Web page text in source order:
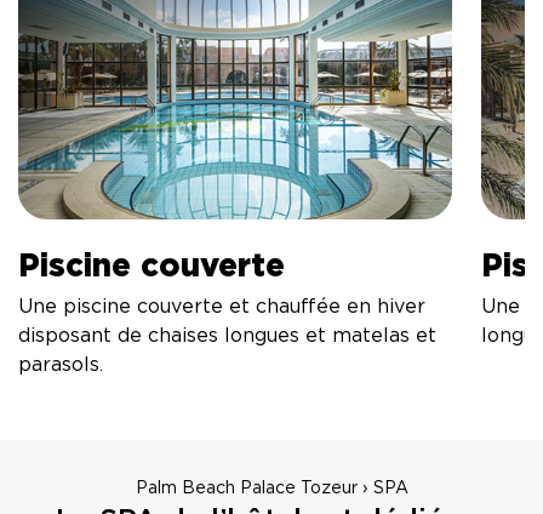
Piscine couverte
Une piscine couverte et chauffée en hiver
disposant de chaises longues et matelas et
parasols.
Une
Palm Beach Palace Tozeur › SPA